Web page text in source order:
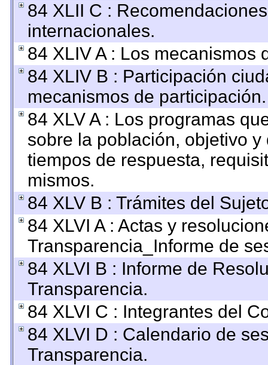
84 XLII C :
internacionales.
84 XLIV A : Los mecanismos
84 XLIV B : Participación
mecanismos de participación.
84 XLV A : Los programas
sobre la población, objetivo
tiempos de respuesta,
mismos.
84 XLV B : Trámites del
84 XLVI A : Actas y
Transparencia_Informe de
84 XLVI B : Informe de
Transparencia.
84 XLVI C : Integrantes del
84 XLVI D : Calendario de
Transparencia.